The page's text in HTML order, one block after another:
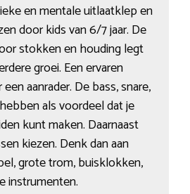
en mentale uitlaatklep en
door kids van 6/7 jaar. De
stokken en houding legt
groei. Een ervaren
aanrader. De bass, snare,
als voordeel dat je
kunt maken. Daarnaast
kiezen. Denk dan aan
grote trom, buisklokken,
instrumenten.